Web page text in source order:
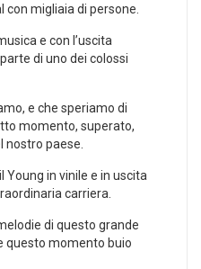
migliaia di persone.
e con l’uscita
di uno dei colossi
e che speriamo di
momento, superato,
nostro paese.
Young in vinile e in uscita
carriera.
di questo grande
questo momento buio